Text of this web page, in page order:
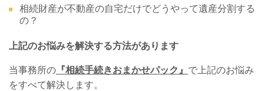
相続財産が不動産の自宅だけでどうやって遺産分割する
の？
上記のお悩みを解決する方法があります
当事務所の 『相続手続きおまかせパック』 で上記のお悩み
をすべて解決します。